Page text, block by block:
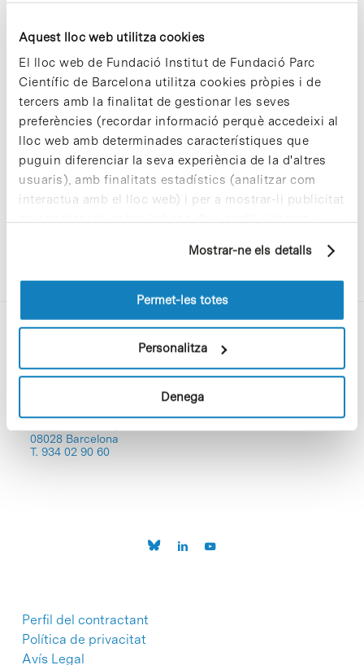
Aquest lloc web utilitza cookies
El lloc web de Fundació Institut de Fundació Parc
Científic de Barcelona utilitza cookies pròpies i de
tercers amb la finalitat de gestionar les seves
preferències (recordar informació perquè accedeixi al
lloc web amb determinades característiques que
puguin diferenciar la seva experiència de la d'altres
usuaris), amb finalitats estadístics (analitzar com
interactua amb el lloc web) i per a mostrar-li publicitat
personalitzada sobre la base d'un perfil elaborat a
pàgines visitades). Per a obtenir més informació sobre
les cookies pot consultar laPolítica de cookiesdel
Mostrar-ne els detalls
Permet-les totes
Personalitza
Denega
Sorry, no results were found.
Please try again with different keywords.
08028 Barcelona
T. 934 02 90 60
Perfil del contractant
Política de privacitat
Avís Legal